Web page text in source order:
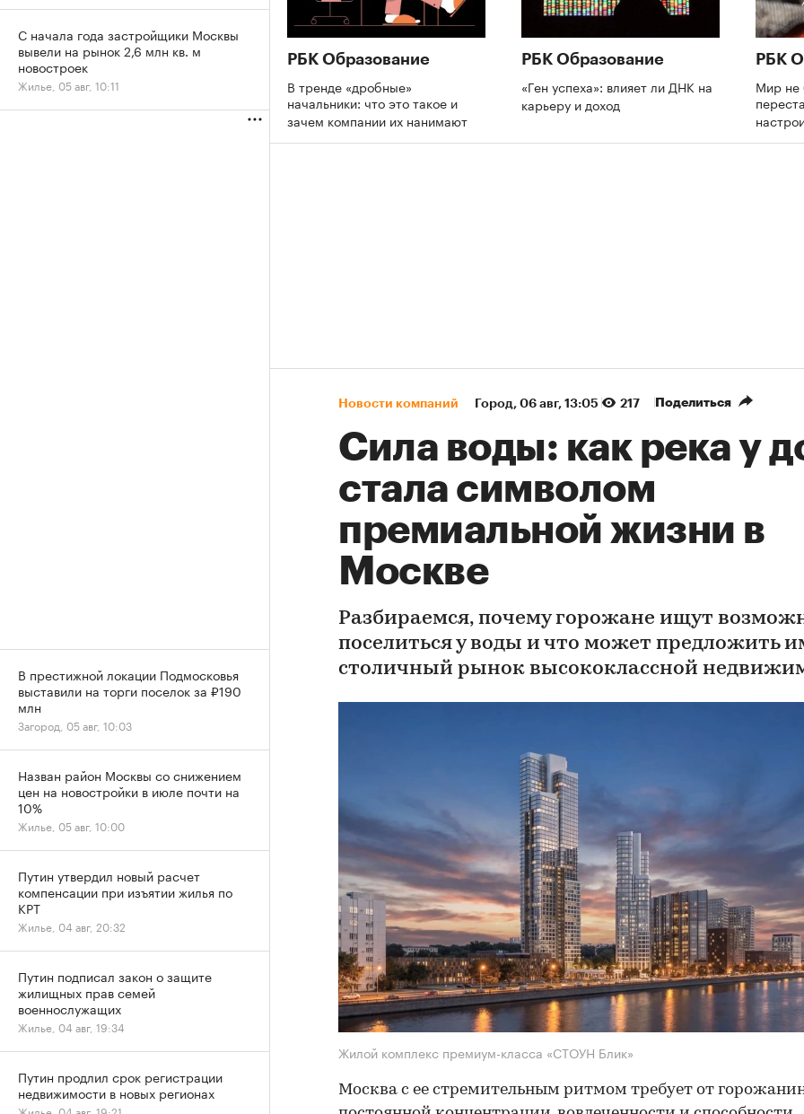
РБК Образование
В тренде «дробные»
начальники: что это такое и
зачем компании их нанимают
РБК Образование
«Ген успеха»: влияет ли ДНК на
карьеру и доход
РБК
Мир не
Новости компаний Город⁠, 06 авг, 13:05 217 Поделиться
Сила воды: как река у
стала символом
премиальной жизни в
Москве
Разбираемся, почему горожане ищут
поселиться у воды и что может предложить
столичный рынок высококлассной
Жилой комплекс премиум-класса «СТОУН Блик»
Москва с ее стремительным ритмом требует от
С начала года застройщики Москвы
вывели на рынок 2,6 млн кв. м
новостроек
Жилье, 05 авг, 10:11
В престижной локации Подмосковья
выставили на торги поселок за ₽190
млн
Загород, 05 авг, 10:03
Назван район Москвы со снижением
цен на новостройки в июле почти на
10%
Жилье, 05 авг, 10:00
Путин утвердил новый расчет
компенсации при изъятии жилья по
КРТ
Жилье, 04 авг, 20:32
Путин подписал закон о защите
жилищных прав семей
военнослужащих
Жилье, 04 авг, 19:34
Путин продлил срок регистрации
недвижимости в новых регионах